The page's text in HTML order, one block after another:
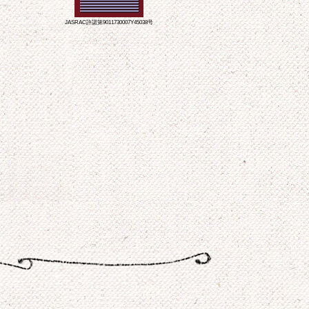
JASRAC許諾第9011730007Y45038号